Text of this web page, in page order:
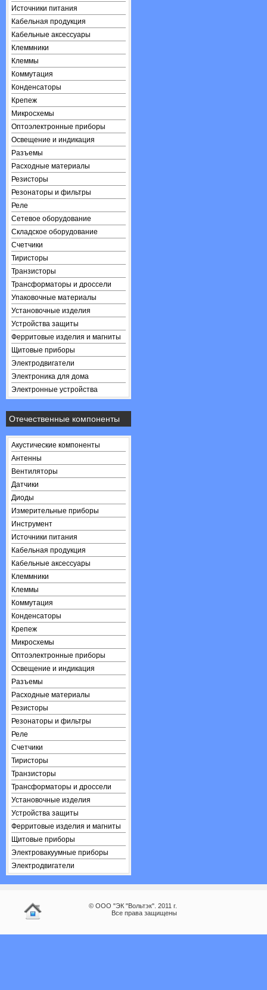
Источники питания
Кабельная продукция
Кабельные аксессуары
Клеммники
Клеммы
Коммутация
Конденсаторы
Крепеж
Микросхемы
Оптоэлектронные приборы
Освещение и индикация
Разъемы
Расходные материалы
Резисторы
Резонаторы и фильтры
Реле
Сетевое оборудование
Складское оборудование
Счетчики
Тиристоры
Транзисторы
Трансформаторы и дроссели
Упаковочные материалы
Установочные изделия
Устройства защиты
Ферритовые изделия и магниты
Щитовые приборы
Электродвигатели
Электроника для дома
Электронные устройства
Отечественные компоненты
Акустические компоненты
Антенны
Вентиляторы
Датчики
Диоды
Измерительные приборы
Инструмент
Источники питания
Кабельная продукция
Кабельные аксессуары
Клеммники
Клеммы
Коммутация
Конденсаторы
Крепеж
Микросхемы
Оптоэлектронные приборы
Освещение и индикация
Разъемы
Расходные материалы
Резисторы
Резонаторы и фильтры
Реле
Счетчики
Тиристоры
Транзисторы
Трансформаторы и дроссели
Установочные изделия
Устройства защиты
Ферритовые изделия и магниты
Щитовые приборы
Электровакуумные приборы
Электродвигатели
© ООО "ЭК "Вольтэк". 2011 г.
Все права защищены